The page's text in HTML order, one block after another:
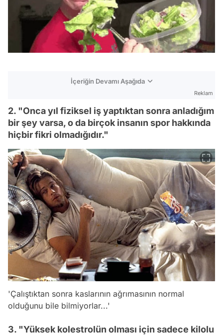
İçeriğin Devamı Aşağıda
Reklam
2. "Onca yıl fiziksel iş yaptıktan sonra anladığım
bir şey varsa, o da birçok insanın spor hakkında
hiçbir fikri olmadığıdır."
'Çalıştıktan sonra kaslarının ağrımasının normal
olduğunu bile bilmiyorlar...'
3. "Yüksek kolestrolün olması için sadece kilolu